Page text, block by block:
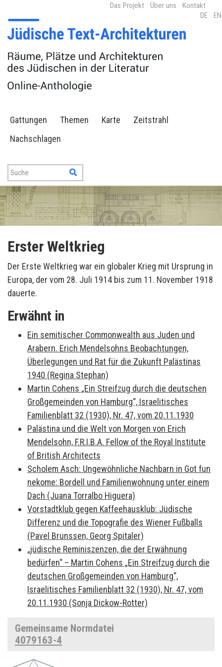
Das Projekt Über uns
Kontakt
DE
EN
Gattungen Themen Karte
Zeitstrahl
Nachschlagen
Erster Weltkrieg
Der Erste Weltkrieg war ein globaler Krieg mit Ursprung in
Europa, der vom 28. Juli 1914 bis zum 11. November 1918
dauerte.
Erwähnt in
Ein semitischer Commonwealth aus Juden und
Arabern. Erich Mendelsohns Beobachtungen,
Überlegungen und Rat für die Zukunft Palästinas
1940 (Regina Stephan)
Martin Cohens „Ein Streifzug durch die deutschen
Großgemeinden von Hamburg“, Israelitisches
Familienblatt 32 (1930), Nr. 47, vom 20.11.1930
Palästina und die Welt von Morgen von Erich
Mendelsohn, F.R.I.B.A. Fellow of the Royal Institute
of British Architects
Scholem Asch: Ungewöhnliche Nachbarn in Got fun
nekome: Bordell und Familienwohnung unter einem
Dach (Juana Torralbo Higuera)
Vorstadtklub gegen Kaffeehausklub: Jüdische
Differenz und die Topografie des Wiener Fußballs
(Pavel Brunssen, Georg Spitaler)
„jüdische Reminiszenzen, die der Erwähnung
bedürfen“ – Martin Cohens „Ein Streifzug durch die
deutschen Großgemeinden von Hamburg“,
Israelitisches Familienblatt 32 (1930), Nr. 47, vom
20.11.1930 (Sonja Dickow-Rotter)
Gemeinsame Normdatei
4079163-4